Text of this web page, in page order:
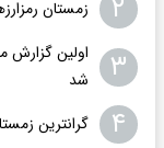
۲ زمستان
۳
اولین
شد
۴ گرانترین